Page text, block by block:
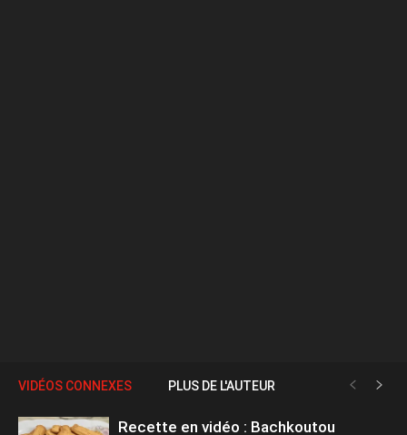
VIDÉOS CONNEXES PLUS DE L'AUTEUR
Recette en vidéo : Bachkoutou